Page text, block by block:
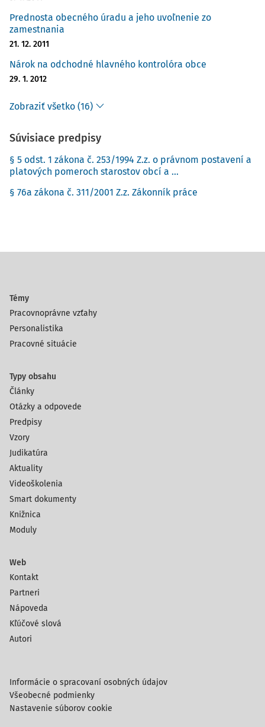
Prednosta obecného úradu a jeho uvoľnenie zo
zamestnania
21. 12. 2011
Nárok na odchodné hlavného kontrolóra obce
29. 1. 2012
Zobraziť všetko (16)
Súvisiace predpisy
§ 5 odst. 1 zákona č. 253/1994 Z.z. o právnom postavení a
platových pomeroch starostov obcí a ...
§ 76a zákona č. 311/2001 Z.z. Zákonník práce
Témy
Pracovnoprávne vzťahy
Personalistika
Pracovné situácie
Typy obsahu
Články
Otázky a odpovede
Predpisy
Vzory
Judikatúra
Aktuality
Videoškolenia
Smart dokumenty
Knižnica
Moduly
Web
Kontakt
Partneri
Nápoveda
Kľúčové slová
Autori
Informácie o spracovaní osobných údajov
Všeobecné podmienky
Nastavenie súborov cookie